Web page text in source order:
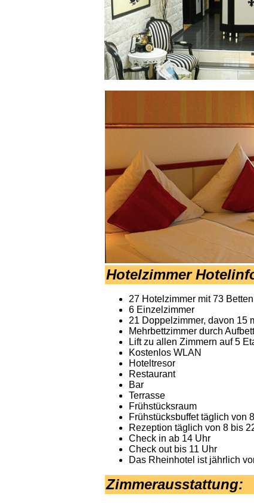
Hotelzimmer
27 Hotelzimmer mit 73 Betten
6 Einzelzimmer
21 Doppelzimmer, davon 15
Mehrbettzimmer durch
Lift zu allen Zimmern auf 5
Kostenlos WLAN
Hoteltresor
Restaurant
Bar
Terrasse
Frühstücksraum
Frühstücksbuffet täglich von
Rezeption täglich von 8 bis
Check in ab 14 Uhr
Check out bis 11 Uhr
Das Rheinhotel ist jährlich
Zimmerausstattung: